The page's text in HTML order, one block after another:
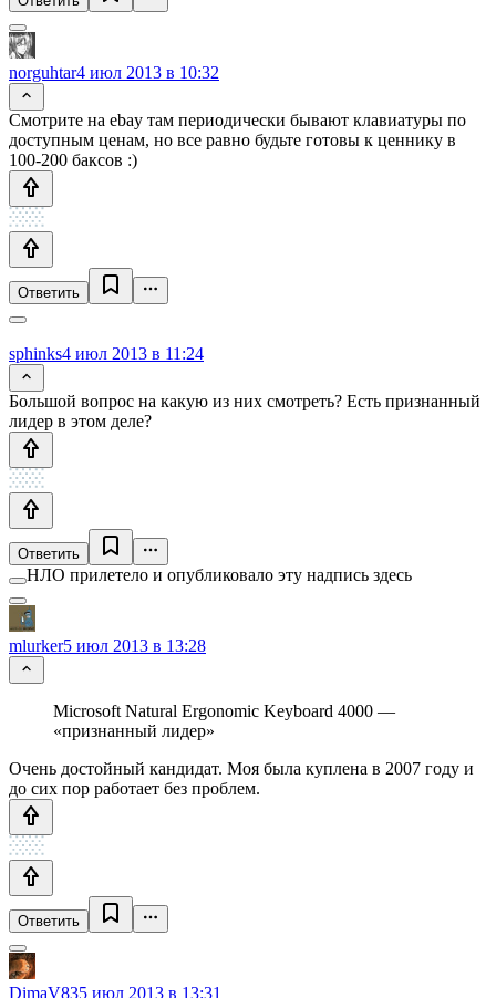
norguhtar4 июл 2013 в 10:32
Смотрите на ebay там периодически бывают клавиатуры по
доступным ценам, но все равно будьте готовы к ценнику в
100-200 баксов :)
Ответить
sphinks4 июл 2013 в 11:24
Большой вопрос на какую из них смотреть? Есть признанный
лидер в этом деле?
Ответить
НЛО прилетело и опубликовало эту надпись здесь
mlurker5 июл 2013 в 13:28
Microsoft Natural Ergonomic Keyboard 4000 —
«признанный лидер»
Очень достойный кандидат. Моя была куплена в 2007 году и
до сих пор работает без проблем.
Ответить
DimaV835 июл 2013 в 13:31